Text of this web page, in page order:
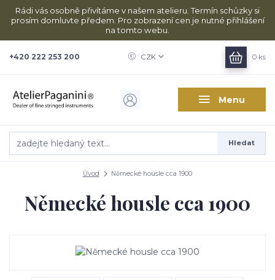
Rádi vás osobně přivítáme v našem atelieru. Termín schůzky si
prosím domluvte předem. Pro zobrazení cen je nutné přihlášení
na tomto webu.
Menu
CZK
Hledat
+420 222 253 200 0 ks
Úvod Německé housle cca 1900
Německé housle cca 1900